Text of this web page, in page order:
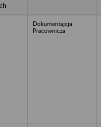
Dokumentajcja
Pracownicza